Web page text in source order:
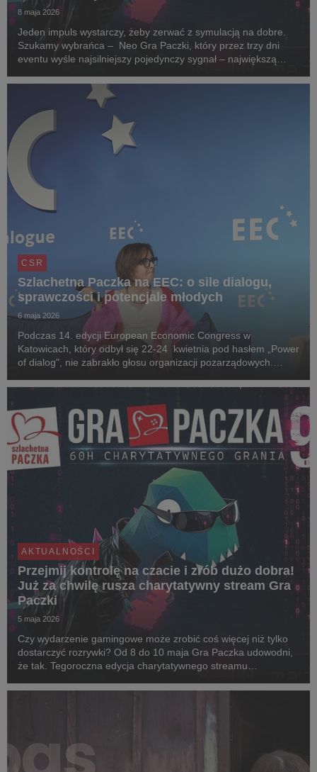
8 maja 2026
Jeden impuls wystarczy, żeby zerwać z symulacją na dobre.
Szukamy wybrańca – Neo Gra Paczki, który przez trzy dni
eventu wyśle najsilniejszy pojedynczy sygnał – największą
Szlachetna Paczka po raz dziewiąty zap...
CSR
Szlachetna Paczka na EEC: o sile dialogu,
sprawczości i potencjale młodych
6 maja 2026
Podczas 14. edycji European Economic Congress w
Katowicach, który odbył się 22-24 kwietnia pod hasłem „Power
of dialog", nie zabrakło głosu organizacji pozarządowych.
Stowarzyszenia WIOSNA, która w formule EEC Tal...
AKTUALNOŚCI
Przejmij kontrolę na czacie i zrób dużo dobra!
Już za chwilę rusza charytatywny stream Gra
Paczki
5 maja 2026
Czy wydarzenie gamingowe może zrobić coś więcej niż tylko
dostarczyć rozrywki? Od 8 do 10 maja Gra Paczka udowodni,
że tak. Tegoroczna edycja charytatywnego streamu
do świata inspirowanego Matrixem, w którym każdy ...